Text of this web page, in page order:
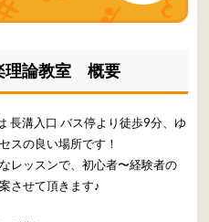
理論教室 概要
長溝入口 バス停より徒歩9分、ゆ
スの良い場所です！
レッスンで、初心者〜経験者の
させて頂きます♪